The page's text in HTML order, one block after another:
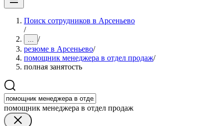
Поиск сотрудников в Арсеньево
/
... /
резюме в Арсеньево/
помощник менеджера в отдел продаж/
полная занятость
помощник менеджера в отдел продаж